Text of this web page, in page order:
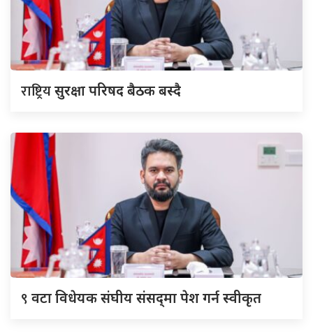
राष्ट्रियसुरक्षा परिषद बैठक बस्दै
९ वटा विधेयक संघीय संसद्‌मा पेश गर्न स्वीकृत